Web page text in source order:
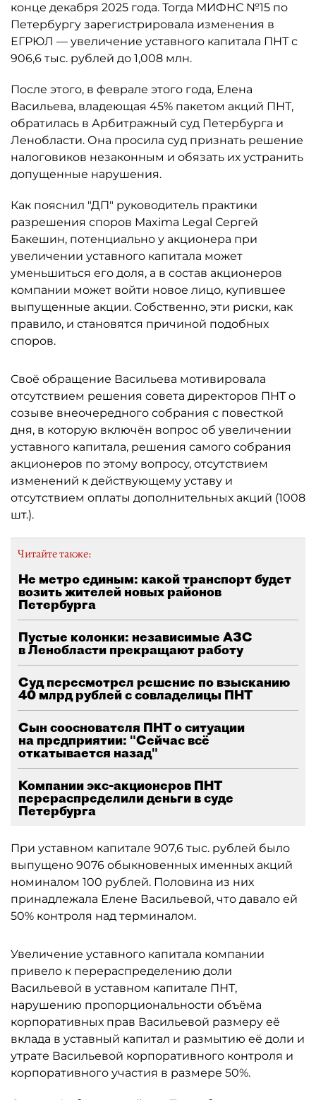
конце декабря 2025 года. Тогда МИФНС №15 по
Петербургу зарегистрировала изменения в
ЕГРЮЛ — увеличение уставного капитала ПНТ с
906,6 тыс. рублей до 1,008 млн.
После этого, в феврале этого года, Елена
Васильева, владеющая 45% пакетом акций ПНТ,
обратилась в Арбитражный суд Петербурга и
Ленобласти. Она просила суд признать решение
налоговиков незаконным и обязать их устранить
допущенные нарушения.
Как пояснил "ДП" руководитель практики
разрешения споров Maxima Legal Сергей
Бакешин, потенциально у акционера при
увеличении уставного капитала может
уменьшиться его доля, а в состав акционеров
компании может войти новое лицо, купившее
выпущенные акции. Собственно, эти риски, как
правило, и становятся причиной подобных
споров.
Своё обращение Васильева мотивировала
отсутствием решения совета директоров ПНТ о
созыве внеочередного собрания с повесткой
дня, в которую включён вопрос об увеличении
уставного капитала, решения самого собрания
акционеров по этому вопросу, отсутствием
изменений к действующему уставу и
отсутствием оплаты дополнительных акций (1008
шт.).
Читайте также:
Не метро единым: какой транспорт будет
возить жителей новых районов
Петербурга
Пустые колонки: независимые АЗС
в Ленобласти прекращают работу
Суд пересмотрел решение по взысканию
40 млрд рублей с совладелицы ПНТ
Сын сооснователя ПНТ о ситуации
на предприятии: "Сейчас всё
откатывается назад"
Компании экс-акционеров ПНТ
перераспределили деньги в суде
Петербурга
При уставном капитале 907,6 тыс. рублей было
выпущено 9076 обыкновенных именных акций
номиналом 100 рублей. Половина из них
принадлежала Елене Васильевой, что давало ей
50% контроля над терминалом.
Увеличение уставного капитала компании
привело к перераспределению доли
Васильевой в уставном капитале ПНТ,
нарушению пропорциональности объёма
корпоративных прав Васильевой размеру её
вклада в уставный капитал и размытию её доли и
утрате Васильевой корпоративного контроля и
корпоративного участия в размере 50%.